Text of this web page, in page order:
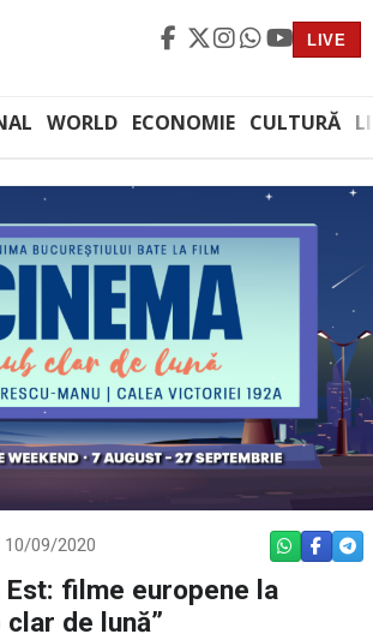
LIVE
WORLD ECONOMIE CULTURĂ
10/09/2020 WHATSAPP
Est: filme europene la
clar de lună”